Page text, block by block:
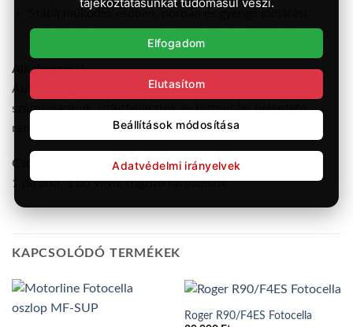
Stabil működés esőben, porban és gyenge időjárási
viszonyok között (hatótáv csökkenhet ~30%-kal)
Alkalmazások
Automata garázskapuk, ipari tolókapuk, redőnyök,
szárnyaskapuk, üzletbejáratok és biztonsági beléptető
rendszerek.
Csomag tartalma
1 db adó, 1 db vevő, rögzítő tartozékok.
KAPCSOLÓDÓ TERMÉKEK
Roger R90/F4ES Fotocella
Elfogadom
Elutasítom
Beállítások módosítása
Adatvédelmi irányelvek